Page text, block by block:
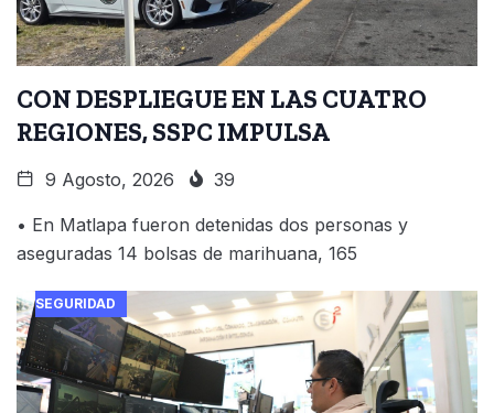
CON DESPLIEGUE EN LAS CUATRO
REGIONES, SSPC IMPULSA
9 Agosto, 2026 39
• En Matlapa fueron detenidas dos personas y
aseguradas 14 bolsas de marihuana, 165
SEGURIDAD